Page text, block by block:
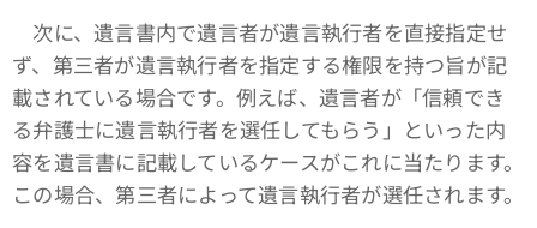
次に、遺言書内で遺言者が遺言執行者を直接指定せ
ず、第三者が遺言執行者を指定する権限を持つ旨が記
載されている場合です。例えば、遺言者が「信頼でき
る弁護士に遺言執行者を選任してもらう」といった内
容を遺言書に記載しているケースがこれに当たります。
この場合、第三者によって遺言執行者が選任されます。